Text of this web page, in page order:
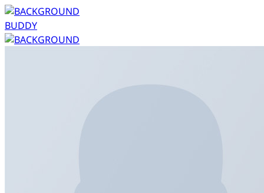
Skip
to
content
แอดไลน์เพื่อใช้บริการ